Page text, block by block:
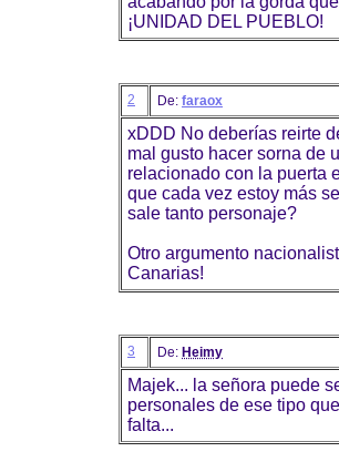
¡UNIDAD DEL PUEBLO!
2 De: faraox
xDDD No deberías reirte
mal gusto hacer sorna de
relacionado con la puerta
que cada vez estoy más
sale tanto personaje?
Otro argumento
Canarias!
3 De: Heimy
Majek... la señora puede
personales de ese tipo
falta...